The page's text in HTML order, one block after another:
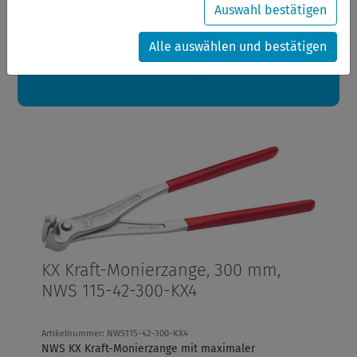
Ihre Bestellungen in diesem Zeitraum werden ab dem
24.08.2026 verschickt.
Eine schöne Sommerpause
KX Kraft-Monierzange, 300 mm,
NWS 115-42-300-KX4
Artikelnummer: NWS115-42-300-KX4
NWS KX Kraft-Monierzange mit maximaler
Auswahl bestätigen
Alle auswählen und bestätigen